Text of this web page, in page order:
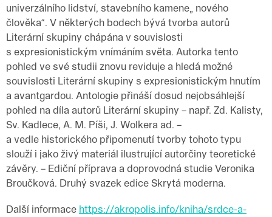
univerzálního lidství, stavebního kamene„ nového
člověka“. V některých bodech bývá tvorba autorů
Literární skupiny chápána v souvislosti
s expresionistickým vnímáním světa. Autorka tento
pohled ve své studii znovu reviduje a hledá možné
souvislosti Literární skupiny s expresionistickým hnutím
a avantgardou. Antologie přináší dosud nejobsáhlejší
pohled na díla autorů Literární skupiny – např. Zd. Kalisty,
Sv. Kadlece, A. M. Píši, J. Wolkera ad. –
a vedle historického připomenutí tvorby tohoto typu
slouží i jako živý materiál ilustrující autorčiny teoretické
závěry. – Ediční příprava a doprovodná studie Veronika
Broučková. Druhý svazek edice Skrytá moderna.
Další informace https://akropolis.info/kniha/srdce-a-